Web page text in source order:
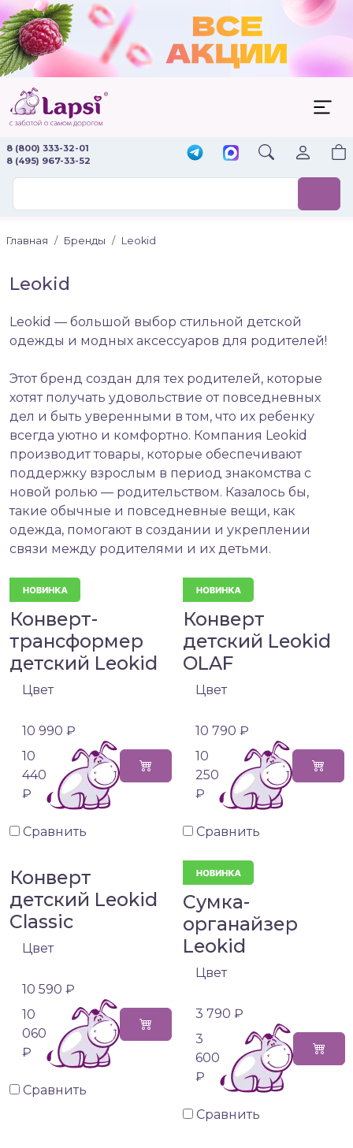
8 (800) 333-32-01
8 (495) 967-33-52
Главная Бренды Leokid
Leokid
Leokid — большой выбор стильной детской
одежды и модных аксессуаров для родителей!
Этот бренд создан для тех родителей, которые
хотят получать удовольствие от повседневных
дел и быть уверенными в том, что их ребенку
всегда уютно и комфортно. Компания Leokid
производит товары, которые обеспечивают
поддержку взрослым в период знакомства с
новой ролью — родительством. Казалось бы,
такие обычные и повседневные вещи, как
одежда, помогают в создании и укреплении
связи между родителями и их детьми.
Конверт-
трансформер
детский Leokid
Цвет
10 990 ₽
10
440
₽
Сравнить
Конверт
детский Leokid
OLAF
Цвет
10 790 ₽
10
250
₽
Сравнить
Конверт
детский Leokid
Classic
Цвет
10 590 ₽
10
060
₽
Сравнить
Сумка-
органайзер
Leokid
Цвет
3 790 ₽
3
600
₽
Сравнить